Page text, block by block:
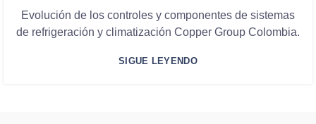
Evolución de los controles y componentes de sistemas
de refrigeración y climatización Copper Group Colombia.
SIGUE LEYENDO